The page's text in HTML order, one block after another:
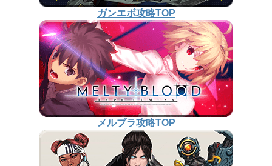
ガンエボ攻略TOP
メルブラ攻略TOP